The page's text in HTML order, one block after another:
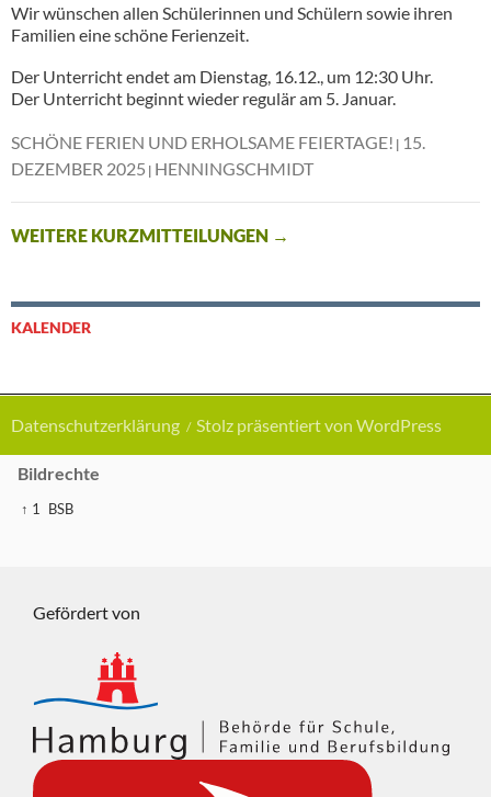
Wir wünschen allen Schülerinnen und Schülern sowie ihren
Familien eine schöne Ferienzeit.
Der Unterricht endet am Dienstag, 16.12., um 12:30 Uhr.
Der Unterricht beginnt wieder regulär am 5. Januar.
SCHÖNE FERIEN UND ERHOLSAME FEIERTAGE! 15.
DEZEMBER 2025 HENNINGSCHMIDT
WEITERE KURZMITTEILUNGEN →
KALENDER
Datenschutzerklärung Stolz präsentiert von WordPress
Bildrechte
↑ 1 BSB
Gefördert von